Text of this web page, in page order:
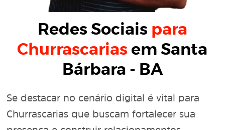
Redes Sociais para
Churrascarias em Santa
Bárbara - BA
Se destacar no cenário digital é vital para
Churrascarias que buscam fortalecer sua